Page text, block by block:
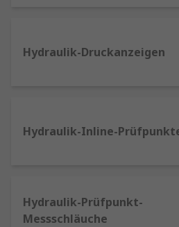
Hydraulik-Test- und
ölbasierten
Durchflussmenge, Druck,
Sensoren, mit denen
verfolgt/angezeigt
Hydraulik-Druckanzeigen
Hydraulik-Inline-
Hydraulik-Prüfpunkt-
Messschläuche